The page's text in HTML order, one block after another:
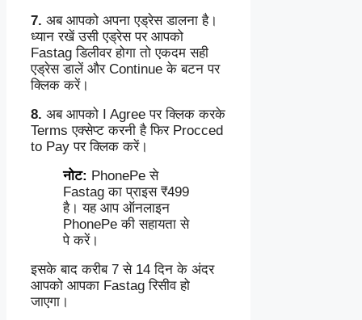
7. अब आपको अपना एड्रेस डालना है।
ध्यान रखें उसी एड्रेस पर आपको
Fastag डिलीवर होगा तो एकदम सही
एड्रेस डालें और Continue के बटन पर
क्लिक करें।
8. अब आपको I Agree पर क्लिक करके
Terms एक्सेप्ट करनी है फिर Procced
to Pay पर क्लिक करें।
नोट: PhonePe से
Fastag का प्राइस ₹499
है। यह आप ऑनलाइन
PhonePe की सहायता से
पे करें।
इसके बाद करीब 7 से 14 दिन के अंदर
आपको आपका Fastag रिसीव हो
जाएगा।